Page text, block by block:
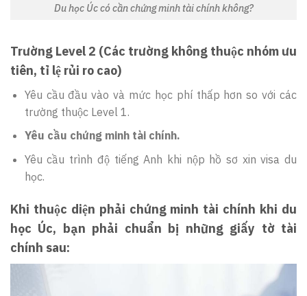
Du học Úc có cần chứng minh tài chính không?
Trường Level 2 (Các trường không thuộc nhóm ưu
tiên, tỉ lệ rủi ro cao)
Yêu cầu đầu vào và mức học phí thấp hơn so với các
trường thuộc Level 1.
Yêu cầu chứng minh tài chính.
Yêu cầu trình độ tiếng Anh khi nộp hồ sơ xin visa du
học.
Khi thuộc diện phải chứng minh tài chính khi du
học Úc, bạn phải chuẩn bị những giấy tờ tài
chính sau: